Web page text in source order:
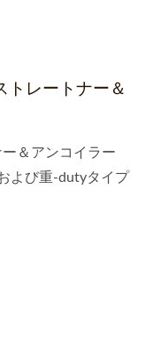
トレートナー＆
＆アンコイラー
よび重-dutyタイプ